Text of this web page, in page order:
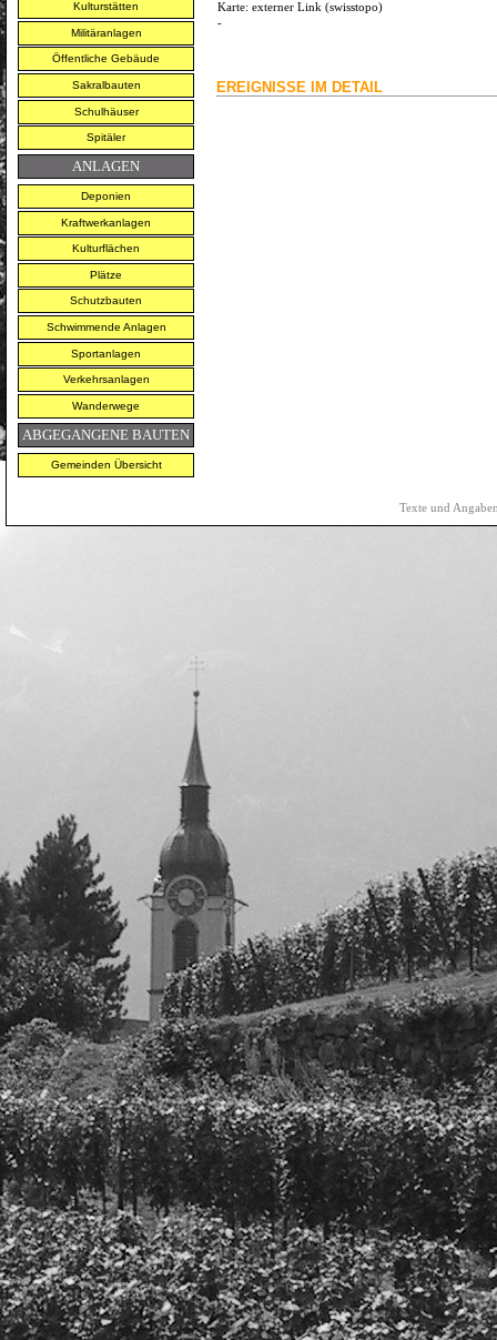
Kulturstätten
Militäranlagen
Öffentliche Gebäude
Sakralbauten
Schulhäuser
Spitäler
ANLAGEN
Deponien
Kraftwerkanlagen
Kulturflächen
Plätze
Schutzbauten
Schwimmende Anlagen
Sportanlagen
Verkehrsanlagen
Wanderwege
ABGEGANGENE BAUTEN
Gemeinden Übersicht
Karte: externer Link (swisstopo)
-
EREIGNISSE IM DETAIL
Texte und